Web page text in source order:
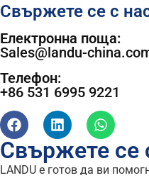
Свържете се с
Електронна поща:
Sales@landu-
Телефон:
+86 531 6995 9221
Свържете се
LANDU е готов да ви